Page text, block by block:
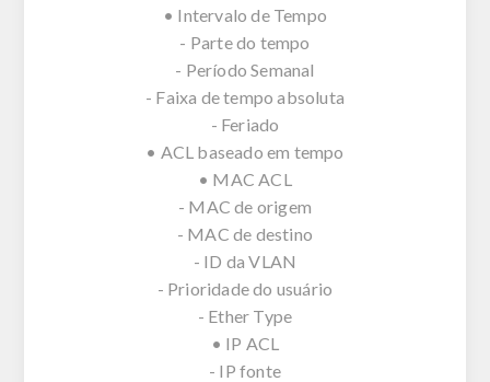
• Intervalo de Tempo
- Parte do tempo
- Período Semanal
- Faixa de tempo absoluta
- Feriado
• ACL baseado em tempo
• MAC ACL
- MAC de origem
- MAC de destino
- ID da VLAN
- Prioridade do usuário
- Ether Type
• IP ACL
- IP fonte